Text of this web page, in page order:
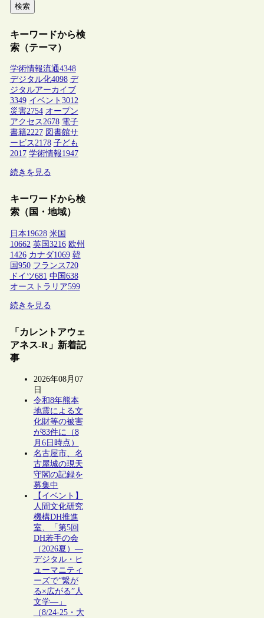
検索
キーワードから検
索（テーマ）
学術情報流通4348
デジタル化4098 デ
ジタルアーカイブ
3349 イベント 3012
災害2754 オープン
アクセス2678 電子
書籍2227 図書館サ
ービス2178 子ども
2017 学術情報1947
続きを見る
キーワードから検
索（国・地域）
日本19628 米国
10662 英国 3216 欧州
1426 カナダ1069 韓
国 950 フランス 720
ドイツ681 中国 638
オーストラリア599
続きを見る
「カレントアウェ
アネス-R」新着記
事
2026年08月07
日
令和8年熊本
地震による文
化財等の被害
が83件に（8
月6日時点）
名古屋市、名
古屋城の現天
守閣の記録を
募集中
【イベント】
人間文化研究
機構DH推進
室、「第5回
DH若手の会
（2026夏）―
デジタル・ヒ
ューマニティ
ーズで“繋が
る×広がる”人
文学―」
（8/24-25・大